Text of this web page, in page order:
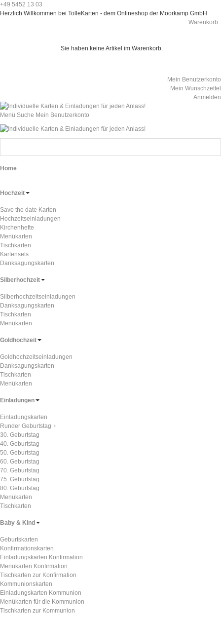
+49 5452 13 03
Herzlich Willkommen bei TolleKarten - dem Onlineshop der Moorkamp GmbH
Warenkorb
Sie haben keine Artikel im Warenkorb.
Mein Benutzerkonto
Mein Wunschzettel
Anmelden
Menü Suche Mein Benutzerkonto
Home
Hochzeit
Save the date Karten
Hochzeitseinladungen
Kirchenhefte
Menükarten
Tischkarten
Kartensets
Danksagungskarten
Silberhochzeit
Silberhochzeitseinladungen
Danksagungskarten
Tischkarten
Menükarten
Goldhochzeit
Goldhochzeitseinladungen
Danksagungskarten
Tischkarten
Menükarten
Einladungen
Einladungskarten
Runder Geburtstag
30. Geburtstag
40. Geburtstag
50. Geburtstag
60. Geburtstag
70. Geburtstag
75. Geburtstag
80. Geburtstag
Menükarten
Tischkarten
Baby & Kind
Geburtskarten
Konfirmationskarten
Einladungskarten Konfirmation
Menükarten Konfirmation
Tischkarten zur Konfirmation
Kommunionskarten
Einladungskarten Kommunion
Menükarten für die Kommunion
Tischkarten zur Kommunion